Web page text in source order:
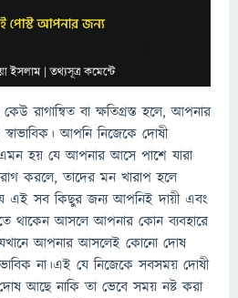
রাগান্বিত বা ক্ষতিগ্রস্ত হলে, আপনার
স্বাভাবিক। আপনি নিজেকে দোষী
হয় যে আপনার আসে পাশে যারা
করলে, তাদের মন খারাপ হলে
এই সব কিছুর জন্য আপনিই দায়ী এবং
থাকেন আসলে আপনার কোন ব্যবহারে
আপনার আসলেই কোনো দোষ
না।এই যে নিজেকে সবসময় দোষী
আছে নাকি তা ভেবে সময় নষ্ট করা